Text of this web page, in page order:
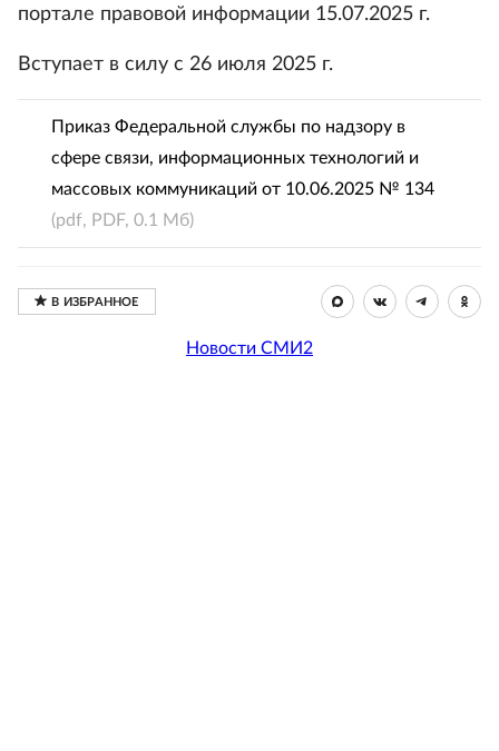
портале правовой информации 15.07.2025 г.
Вступает в силу с 26 июля 2025 г.
Приказ Федеральной службы по надзору в
сфере связи, информационных технологий и
массовых коммуникаций от 10.06.2025 № 134
(pdf, PDF, 0.1 Мб)
Новости СМИ2